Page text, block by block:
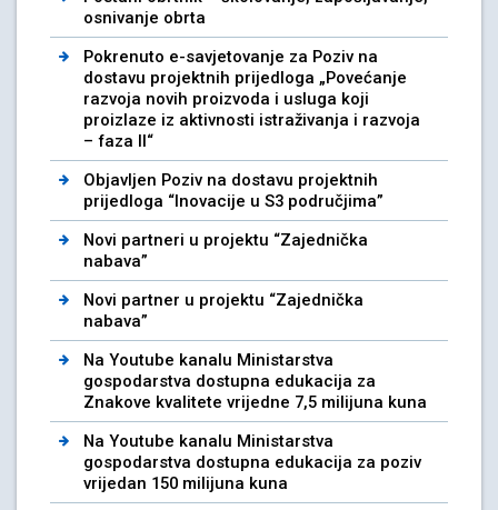
osnivanje obrta
Pokrenuto e-savjetovanje za Poziv na
dostavu projektnih prijedloga „Povećanje
razvoja novih proizvoda i usluga koji
proizlaze iz aktivnosti istraživanja i razvoja
– faza II“
Objavljen Poziv na dostavu projektnih
prijedloga “Inovacije u S3 područjima”
Novi partneri u projektu “Zajednička
nabava”
Novi partner u projektu “Zajednička
nabava”
Na Youtube kanalu Ministarstva
gospodarstva dostupna edukacija za
Znakove kvalitete vrijedne 7,5 milijuna kuna
Na Youtube kanalu Ministarstva
gospodarstva dostupna edukacija za poziv
vrijedan 150 milijuna kuna